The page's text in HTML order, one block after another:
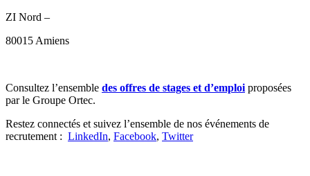
ZI Nord –
80015 Amiens
Consultez l’ensemble des offres de stages et d’emploi proposées
par le Groupe Ortec.
Restez connectés et suivez l’ensemble de nos événements de
recrutement : LinkedIn, Facebook, Twitter